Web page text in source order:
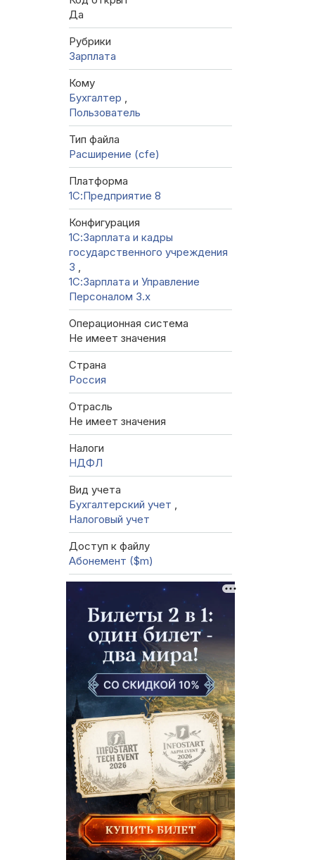
Да
Рубрики
Зарплата
Кому
Бухгалтер
Пользователь
Тип файла
Расширение (cfe)
Платформа
1С:Предприятие 8
Конфигурация
1С:Зарплата и кадры
государственного учреждения
3
1С:Зарплата и Управление
Персоналом 3.x
Операционная система
Не имеет значения
Страна
Россия
Отрасль
Не имеет значения
Налоги
НДФЛ
Вид учета
Бухгалтерский учет
Налоговый учет
Доступ к файлу
Абонемент ($m)